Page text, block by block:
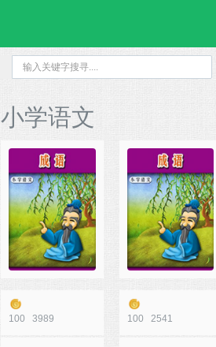
小学语文
100 3989 100 2541